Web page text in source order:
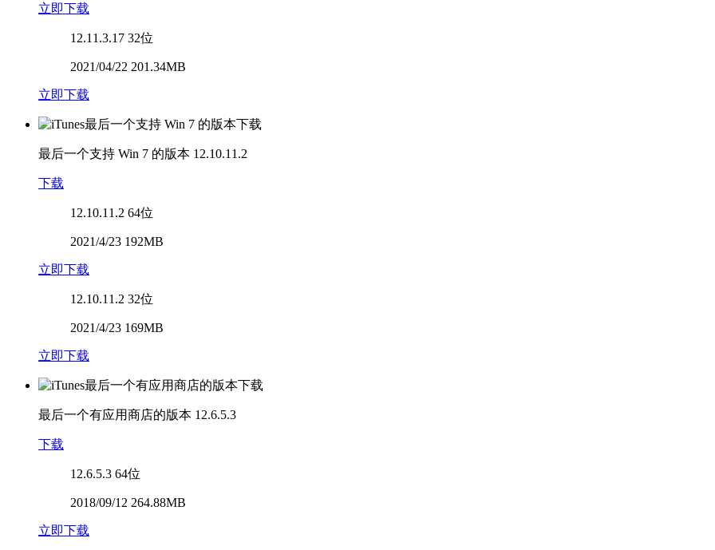
立即下载
12.11.3.17 32位
2021/04/22 201.34MB
立即下载
最后一个支持 Win 7 的版本 12.10.11.2
下载
12.10.11.2 64位
2021/4/23 192MB
立即下载
12.10.11.2 32位
2021/4/23 169MB
立即下载
最后一个有应用商店的版本 12.6.5.3
下载
12.6.5.3 64位
2018/09/12 264.88MB
立即下载